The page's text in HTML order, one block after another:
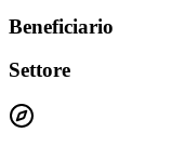
Beneficiario
Settore